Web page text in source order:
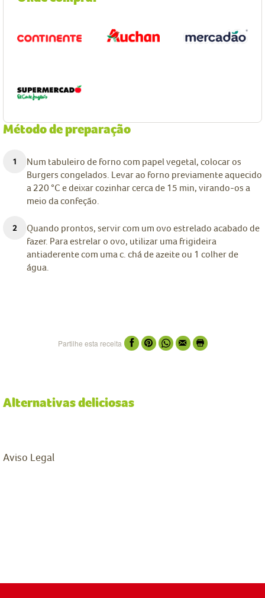
Método de preparação
Num tabuleiro de forno com papel vegetal, colocar os
Burgers congelados. Levar ao forno previamente aquecido
a 220 °C e deixar cozinhar cerca de 15 min, virando-os a
meio da confeção.
Quando prontos, servir com um ovo estrelado acabado de
fazer. Para estrelar o ovo, utilizar uma frigideira
antiaderente com uma c. chá de azeite ou 1 colher de
água.
Partilhe esta receita
Alternativas deliciosas
Aviso Legal